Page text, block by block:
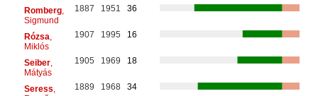
Romberg,
Sigmund
1887 1951 36
Rózsa
Miklós
1907 1995 16
Seiber,
Mátyás
1905 1969 18
Seress 1889 1968 34